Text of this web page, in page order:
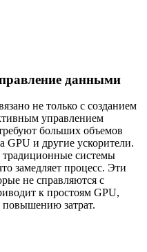
данными
не только с созданием
управлением
больших объемов
GPU и другие ускорители.
традиционные системы
замедляет процесс. Эти
не справляются с
к простоям GPU,
затрат.